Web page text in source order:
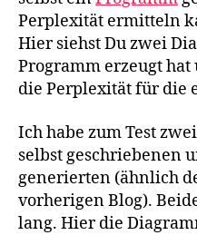
Perplexität ermitteln
Hier siehst Du zwei
Programm erzeugt
die Perplexität für die
Ich habe zum Test
selbst geschriebenen
generierten (ähnlich
vorherigen Blog).
lang. Hier die